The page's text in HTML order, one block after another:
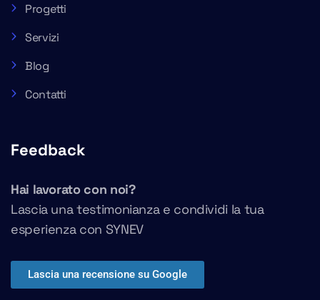
Progetti
Servizi
Blog
Contatti
Feedback
Hai lavorato con noi?
Lascia una testimonianza e condividi la tua
esperienza con SYNEV
Lascia una recensione su Google